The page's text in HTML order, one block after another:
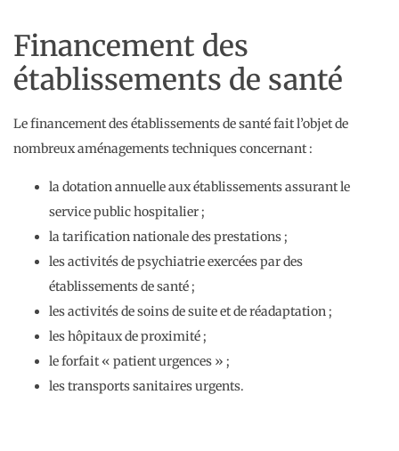
Financement des
établissements de santé
Le financement des établissements de santé fait l’objet de
nombreux aménagements techniques concernant :
la dotation annuelle aux établissements assurant le
service public hospitalier ;
la tarification nationale des prestations ;
les activités de psychiatrie exercées par des
établissements de santé ;
les activités de soins de suite et de réadaptation ;
les hôpitaux de proximité ;
le forfait « patient urgences » ;
les transports sanitaires urgents.